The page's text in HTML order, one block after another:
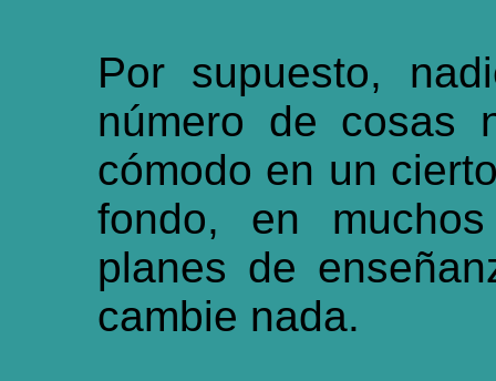
Por supuesto,
número de cosas
cómodo en un
fondo, en
planes de
cambie nada.